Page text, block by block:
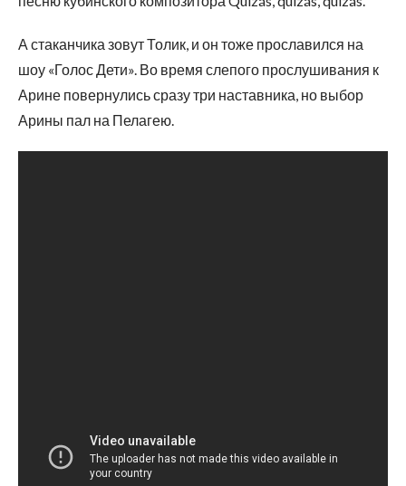
А стаканчика зовут Толик, и он тоже прославился на
шоу «Голос Дети». Во время слепого прослушивания к
Арине повернулись сразу три наставника, но выбор
Арины пал на Пелагею.